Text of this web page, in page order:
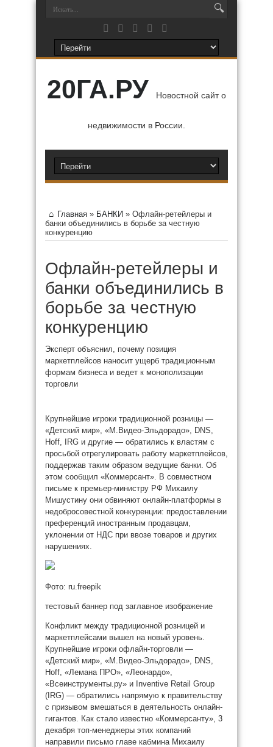
20ГА.РУ Новостной сайт о
недвижимости в России.
Главная » БАНКИ » Офлайн-ретейлеры и
банки объединились в борьбе за честную
конкуренцию
Офлайн-ретейлеры и
банки объединились в
борьбе за честную
конкуренцию
Эксперт объяснил, почему позиция
маркетплейсов наносит ущерб традиционным
формам бизнеса и ведет к монополизации
торговли
Крупнейшие игроки традиционной розницы —
«Детский мир», «М.Видео-Эльдорадо», DNS,
Hoff, IRG и другие — обратились к властям с
просьбой отрегулировать работу маркетплейсов,
поддержав таким образом ведущие банки. Об
этом сообщил «Коммерсант». В совместном
письме к премьер-министру РФ Михаилу
Мишустину они обвиняют онлайн-платформы в
недобросовестной конкуренции: предоставлении
преференций иностранным продавцам,
уклонении от НДС при ввозе товаров и других
нарушениях.
Фото: ru.freepik
тестовый баннер под заглавное изображение
Конфликт между традиционной розницей и
маркетплейсами вышел на новый уровень.
Крупнейшие игроки офлайн-торговли —
«Детский мир», «М.Видео-Эльдорадо», DNS,
Hoff, «Лемана ПРО», «Леонардо»,
«Всеинструменты.ру» и Inventive Retail Group
(IRG) — обратились напрямую к правительству
с призывом вмешаться в деятельность онлайн-
гигантов. Как стало известно «Коммерсанту», 3
декабря топ-менеджеры этих компаний
направили письмо главе кабмина Михаилу